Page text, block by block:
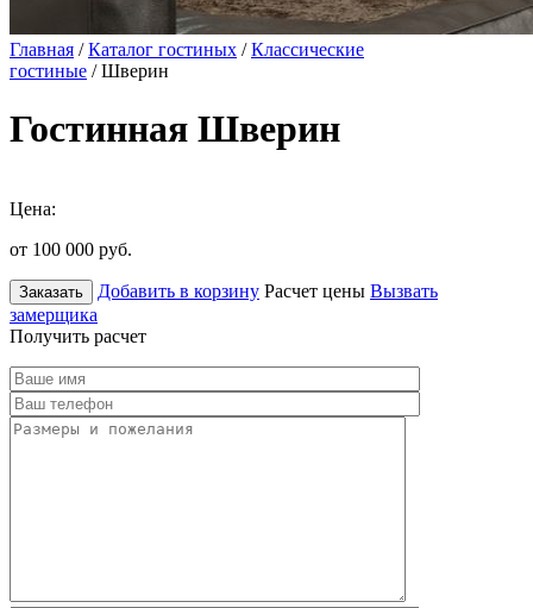
Главная /Каталог гостиных /Классические
гостиные / Шверин
Гостинная Шверин
Цена:
от 100 000 руб.
Заказать Добавить в корзину Расчет цены Вызвать
замерщика
Получить расчет